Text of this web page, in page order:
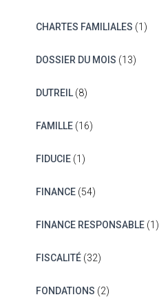
CHARTES FAMILIALES (1)
DOSSIER DU MOIS (13)
DUTREIL(8)
FAMILLE(16)
FIDUCIE(1)
FINANCE(54)
FINANCE RESPONSABLE(1)
FISCALITÉ(32)
FONDATIONS (2)